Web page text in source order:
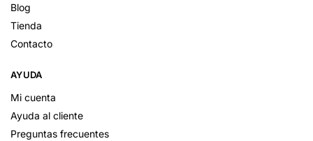
Blog
Tienda
Contacto
AYUDA
Mi cuenta
Ayuda al cliente
Preguntas frecuentes